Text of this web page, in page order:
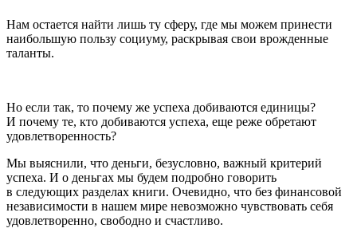
Нам остается найти лишь ту сферу, где мы можем принести
наибольшую пользу социуму, раскрывая свои врожденные
таланты.
Но если так, то почему же успеха добиваются единицы?
И почему те, кто добиваются успеха, еще реже обретают
удовлетворенность?
Мы выяснили, что деньги, безусловно, важный критерий
успеха. И о деньгах мы будем подробно говорить
в следующих разделах книги. Очевидно, что без финансовой
независимости в нашем мире невозможно чувствовать себя
удовлетворенно, свободно и счастливо.